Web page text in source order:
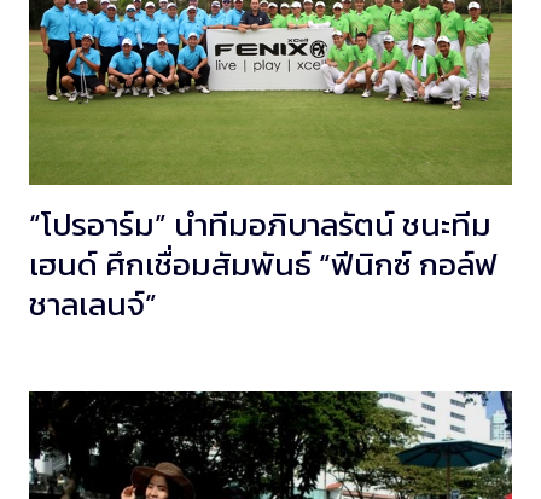
“โปรอาร์ม” นำทีมอภิบาลรัตน์ ชนะทีม
เฮนด์ ศึกเชื่อมสัมพันธ์ “ฟีนิกซ์ กอล์ฟ
ชาลเลนจ์”